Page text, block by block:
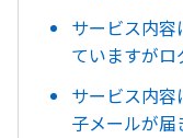
サービス内
ていますが
サービス内
子メールが届